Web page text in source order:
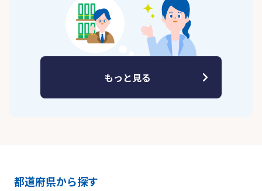
もっと見る
都道府県から探す